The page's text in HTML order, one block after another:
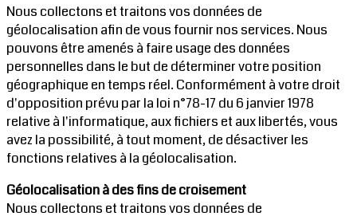
Nous collectons et traitons vos données de
géolocalisation afin de vous fournir nos services. Nous
pouvons être amenés à faire usage des données
personnelles dans le but de déterminer votre position
géographique en temps réel. Conformément à votre droit
d'opposition prévu par la loi n°78-17 du 6 janvier 1978
relative à l'informatique, aux fichiers et aux libertés, vous
avez la possibilité, à tout moment, de désactiver les
fonctions relatives à la géolocalisation.
Géolocalisation à des fins de croisement
Nous collectons et traitons vos données de